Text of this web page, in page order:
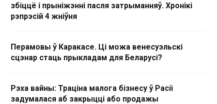
збіццё і прыніжэнні пасля затрыманняў. Хронікі
рэпрэсій 4 жніўня
Перамовы ў Каракасе. Ці можа венесуэльскі
сцэнар стаць прыкладам для Беларусі?
Рэха вайны: Траціна малога бізнесу ў Расіі
задумалася аб закрыцці або продажы